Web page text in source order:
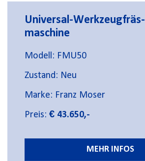
Universal-Werkzeugfräs-
maschine
Modell: FMU50
Zustand: Neu
Marke: Franz Moser
Preis: € 43.650,-
MEHR INFOS